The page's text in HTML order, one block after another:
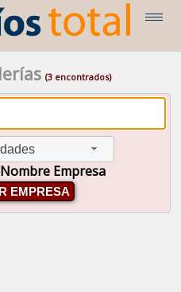
(3 encontrados)
Nombre Empresa
EMPRESA